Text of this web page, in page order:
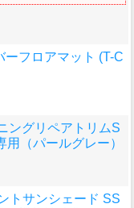
フロアマット (T-C
ングリペアトリムS
（パールグレー）
トサンシェード SS